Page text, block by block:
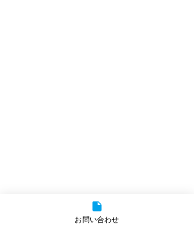
お問い合わせ